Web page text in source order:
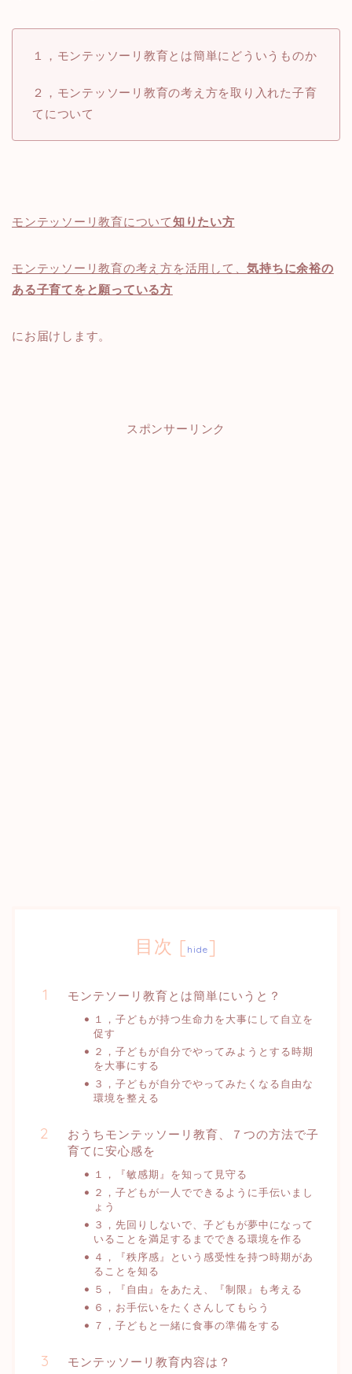
１，モンテッソーリ教育とは簡単にどういうものか
２，モンテッソーリ教育の考え方を取り入れた子育
てについて
モンテッソーリ教育について知りたい方
モンテッソーリ教育の考え方を活用して、気持ちに余裕の
ある子育てをと願っている方
にお届けします。
スポンサーリンク
目次 [ hide]
モンテソーリ教育とは簡単にいうと？
１，子どもが持つ生命力を大事にして自立を
促す
２，子どもが自分でやってみようとする時期
を大事にする
３，子どもが自分でやってみたくなる自由な
環境を整える
おうちモンテッソーリ教育、７つの方法で子
育てに安心感を
１，『敏感期』を知って見守る
２，子どもが一人でできるように手伝いまし
ょう
３，先回りしないで、子どもが夢中になって
いることを満足するまでできる環境を作る
４，『秩序感』という感受性を持つ時期があ
ることを知る
５，『自由』をあたえ、『制限』も考える
６，お手伝いをたくさんしてもらう
７，子どもと一緒に食事の準備をする
モンテッソーリ教育内容は？